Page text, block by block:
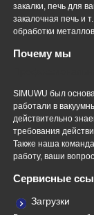
закалки, печь для
закалочная печь и
обработки металлов.
Почему мы
SIMUWU был
работали в
действительно
требования
Также наша
работу, ваши
Сервисные
Загрузки